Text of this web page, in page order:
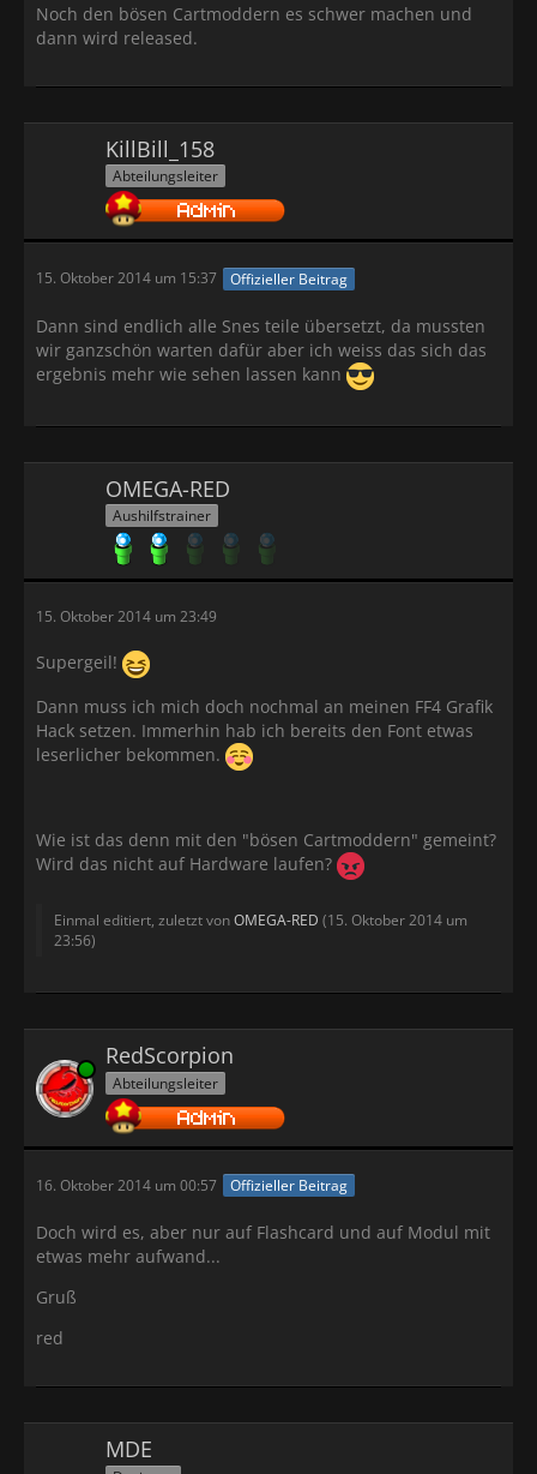
Noch den bösen Cartmoddern es schwer machen und
dann wird released.
KillBill_158
Abteilungsleiter
15. Oktober 2014 um 15:37 Offizieller Beitrag
Dann sind endlich alle Snes teile übersetzt, da mussten
wir ganzschön warten dafür aber ich weiss das sich das
ergebnis mehr wie sehen lassen kann
OMEGA-RED
Aushilfstrainer
15. Oktober 2014 um 23:49
Supergeil!
Dann muss ich mich doch nochmal an meinen FF4 Grafik
Hack setzen. Immerhin hab ich bereits den Font etwas
leserlicher bekommen.
Wie ist das denn mit den "bösen Cartmoddern" gemeint?
Wird das nicht auf Hardware laufen?
Einmal editiert, zuletzt vonOMEGA-RED (15. Oktober 2014 um
23:56)
Online RedScorpion
Abteilungsleiter
16. Oktober 2014 um 00:57 Offizieller Beitrag
Doch wird es, aber nur auf Flashcard und auf Modul mit
etwas mehr aufwand...
Gruß
red
MDE